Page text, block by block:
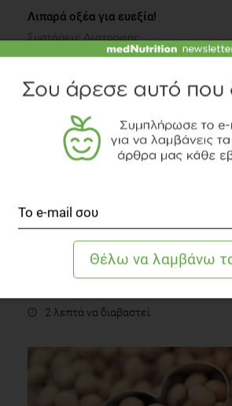
Λιπαρά οξέα για ευεξία!
Συστάσεις Διατροφής
2 λεπτά να διαβαστεί
Πάμε για σκι ... με «έξυπνη» διατροφή;
2 λεπτά να διαβαστεί